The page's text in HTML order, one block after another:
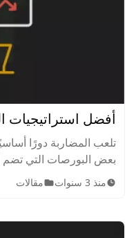
أفضل استراتيجيات
تلعب المضاربة دورًا
بعض البورصات التي
على أفضل استراتيجيات
منذ 3 سنوات مقالات